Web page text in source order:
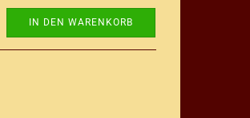
IN DEN WARENKORB